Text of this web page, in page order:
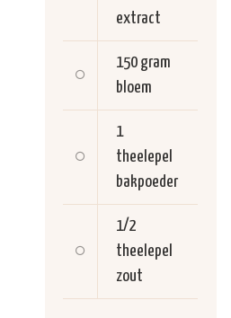
extract
150 gram
bloem
1
theelepel
bakpoeder
1/2
theelepel
zout